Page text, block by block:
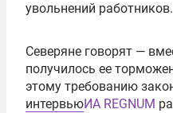
увольнений работников.
Северяне говорят —
получилось ее
этому требованию
интервьюИА REGNUM